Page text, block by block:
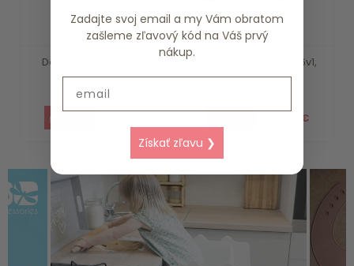
Detská kolobežka 2v1
scoot and ride -...
Trojkolka Razor Pro 6v1,
Coral Pink Zopa
94.40 €
Zadajte svoj email a my Vám obratom
zašleme zľavový kód na Váš prvý
nákup.
Získať zľavu ❯